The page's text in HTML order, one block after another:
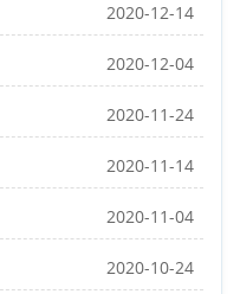
2020-12-14
2020-12-04
2020-11-24
2020-11-14
2020-11-04
2020-10-24